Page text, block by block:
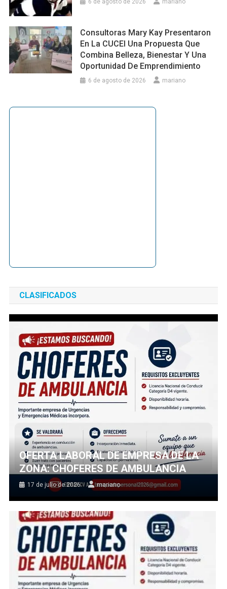
Consultoras Mary Kay Presentaron
En La CUCEI Una Propuesta Que
Combina Belleza, Bienestar Y Una
Oportunidad De Emprendimiento
6 de agosto de 2026 mariano
CLASIFICADOS
OFERTA LABORAL DE EMPRESA DE LA
ZONA: CHOFERES DE AMBULANCIA
17 de julio de 2026 mariano